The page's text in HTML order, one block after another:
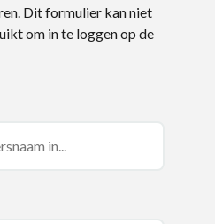
Dit formulier kan niet
om in te loggen op de